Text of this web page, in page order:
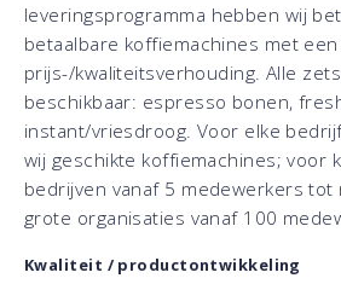
leveringsprogramma hebben wij
betaalbare koffiemachines met
prijs-/kwaliteitsverhouding. Alle
beschikbaar: espresso bonen,
instant/vriesdroog. Voor elke
wij geschikte koffiemachines; voor
bedrijven vanaf 5 medewerkers tot
grote organisaties vanaf 100
Kwaliteit / productontwikkeling